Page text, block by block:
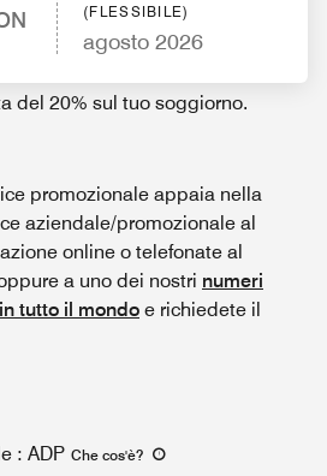
(FLESSIBILE)
agosto 2026
del 20% sul tuo soggiorno.
promozionale appaia nella
aziendale/promozionale al
online o telefonate al
a uno dei nostri numeri
tutto il mondo e richiedete il
: ADP Che cos'è?